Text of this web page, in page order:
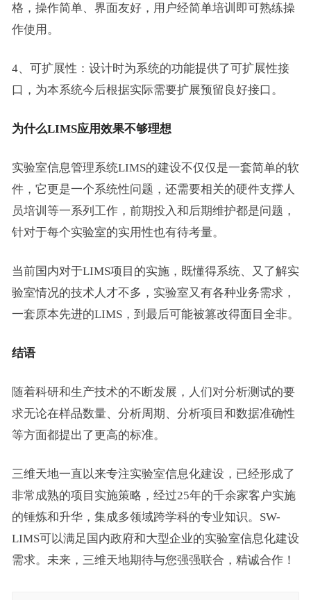
格，操作简单、界面友好，用户经简单培训即可熟练操
作使用。
4、可扩展性：设计时为系统的功能提供了可扩展性接
口，为本系统今后根据实际需要扩展预留良好接口。
为什么LIMS应用效果不够理想
实验室信息管理系统LIMS的建设不仅仅是一套简单的软
件，它更是一个系统性问题，还需要相关的硬件支撑人
员培训等一系列工作，前期投入和后期维护都是问题，
针对于每个实验室的实用性也有待考量。
当前国内对于LIMS项目的实施，既懂得系统、又了解实
验室情况的技术人才不多，实验室又有各种业务需求，
一套原本先进的LIMS，到最后可能被篡改得面目全非。
结语
随着科研和生产技术的不断发展，人们对分析测试的要
求无论在样品数量、分析周期、分析项目和数据准确性
等方面都提出了更高的标准。
三维天地一直以来专注实验室信息化建设，已经形成了
非常成熟的项目实施策略，经过25年的千余家客户实施
的锤炼和升华，集成多领域跨学科的专业知识。SW-
LIMS可以满足国内政府和大型企业的实验室信息化建设
需求。未来，三维天地期待与您强强联合，精诚合作！